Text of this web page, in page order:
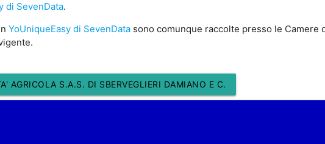
di SevenData.
YoUniqueEasy di SevenDatasono comunque raccolte presso le Camere
AGRICOLA S.A.S. DI SBERVEGLIERI DAMIANO E C.